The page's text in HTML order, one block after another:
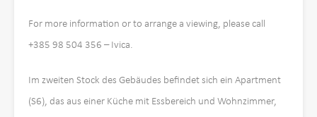
For more information or to arrange a viewing, please call
+385 98 504 356 – Ivica.
Im zweiten Stock des Gebäudes befindet sich ein Apartment
(S6), das aus einer Küche mit Essbereich und Wohnzimmer,